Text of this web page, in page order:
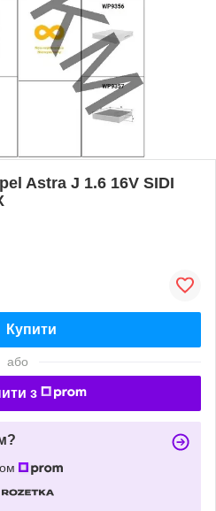
Astra J 1.6 16V SIDI
Купити
або
з